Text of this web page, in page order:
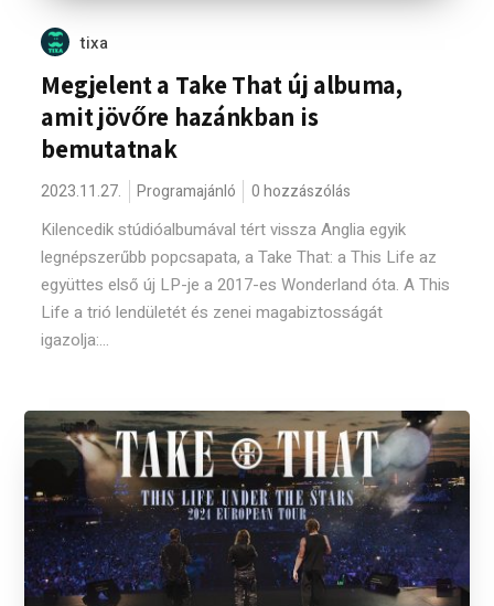
tixa
Megjelent a Take That új albuma,
amit jövőre hazánkban is
bemutatnak
2023.11.27. Programajánló 0 hozzászólás
Kilencedik stúdióalbumával tért vissza Anglia egyik
legnépszerűbb popcsapata, a Take That: a This Life az
együttes első új LP-je a 2017-es Wonderland óta. A This
Life a trió lendületét és zenei magabiztosságát
igazolja:...